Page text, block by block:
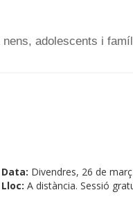
adolescents i
Data: Divendres, 26 de
Lloc: A distància. Sessió